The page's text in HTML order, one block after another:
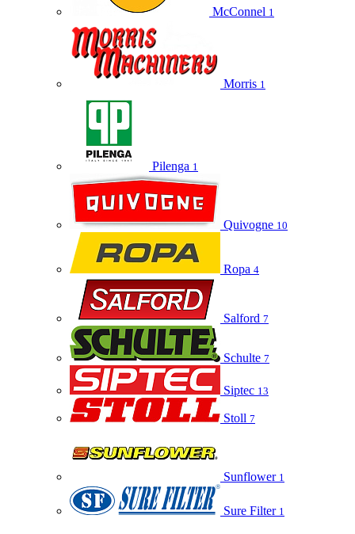
McConnel 1
Morris 1
Pilenga 1
Quivogne 10
Ropa 4
Salford 7
Schulte 7
Siptec 13
Stoll 7
Sunflower 1
Sure Filter 1